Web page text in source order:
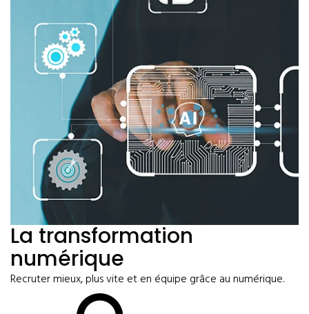
La transformation
numérique
Recruter mieux, plus vite et en équipe grâce au numérique.